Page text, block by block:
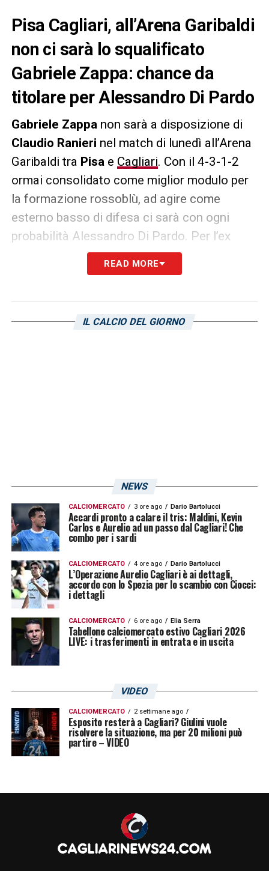
Pisa Cagliari, all’Arena Garibaldi
non ci sarà lo squalificato
Gabriele Zappa: chance da
titolare per Alessandro Di Pardo
Gabriele Zappanon sarà a disposizione di
Claudio Ranieri nel match di lunedì all’Arena
Garibaldi tra Pisae Cagliari. Con il 4-3-1-2
ormai consolidato come miglior modulo per
la formazione rossoblù, ad agire come
esterno basso di difesa ci sarà con ogni
probabilità Alessandro Di Pardo. Per l’ex
Cosenza e Juventus l’ultima gara dal primo
minuto risale al 3 dicembre contro il Parma,
l’esplosione nelle prestazioni di Zappa hanno
READ MORE
IL CALCIO DEL GIORNO
NEWS
CALCIOMERCATO 3 ore ago Dario Bartolucci
Accardi pronto a calare il tris: Maldini, Kevin
Carlos e Aurelio ad un passo dal Cagliari! Che
combo per i sardi
CALCIOMERCATO 4 ore ago Dario Bartolucci
L’Operazione Aurelio Cagliari è ai dettagli,
accordo con lo Spezia per lo scambio con Ciocci:
i dettagli
CALCIOMERCATO 6 ore ago Elia Serra
Tabellone calciomercato estivo Cagliari 2026
LIVE: i trasferimenti in entrata e in uscita
VIDEO
CALCIOMERCATO 2 settimane ago
Esposito resterà a Cagliari? Giulini vuole
risolvere la situazione, ma per 20 milioni può
partire – VIDEO